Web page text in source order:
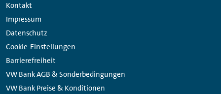
Kontakt
Impressum
Datenschutz
Cookie-Einstellungen
Barrierefreiheit
VW Bank AGB & Sonderbedingungen
VW Bank Preise & Konditionen